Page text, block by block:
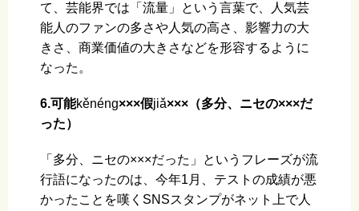
て、芸能界では「流量」という言葉で、人気芸
能人のファンの多さや人気の高さ、影響力の大
きさ、商業価値の大きさなどを形容するように
なった。
6.可能kěnénɡ×××假jiǎ×××（多分、ニセの×××だ
った）
「多分、ニセの×××だった」というフレーズが流
行語になったのは、今年1月、テストの成績が悪
かったことを嘆くSNSスタンプがネット上で人